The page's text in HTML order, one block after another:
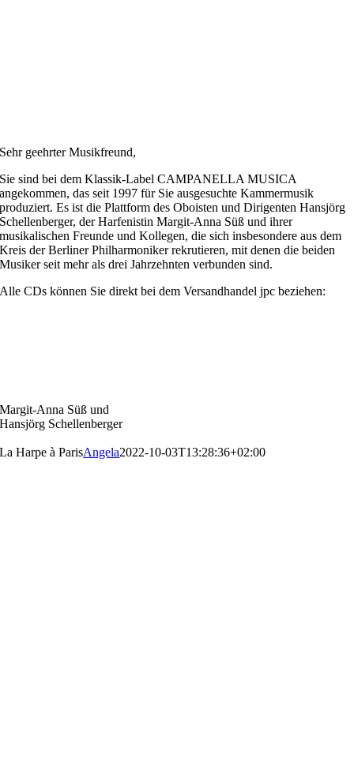
Sehr geehrter Musikfreund,
Sie sind bei dem Klassik-Label CAMPANELLA MUSICA
angekommen, das seit 1997 für Sie ausgesuchte Kammermusik
produziert. Es ist die Plattform des Oboisten und Dirigenten Hansjörg
Schellenberger, der Harfenistin Margit-Anna Süß und ihrer
musikalischen Freunde und Kollegen, die sich insbesondere aus dem
Kreis der Berliner Philharmoniker rekrutieren, mit denen die beiden
Musiker seit mehr als drei Jahrzehnten verbunden sind.
Alle CDs können Sie direkt bei dem Versandhandel jpc beziehen:
Margit-Anna Süß und
Hansjörg Schellenberger
La Harpe à ParisAngela2022-10-03T13:28:36+02:00